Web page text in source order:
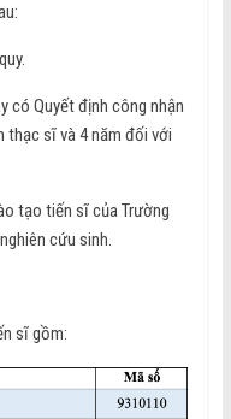
có Quyết định công nhận
thạc sĩ và 4 năm đối với
tạo tiến sĩ của Trường
cứu sinh.
sĩ gồm: